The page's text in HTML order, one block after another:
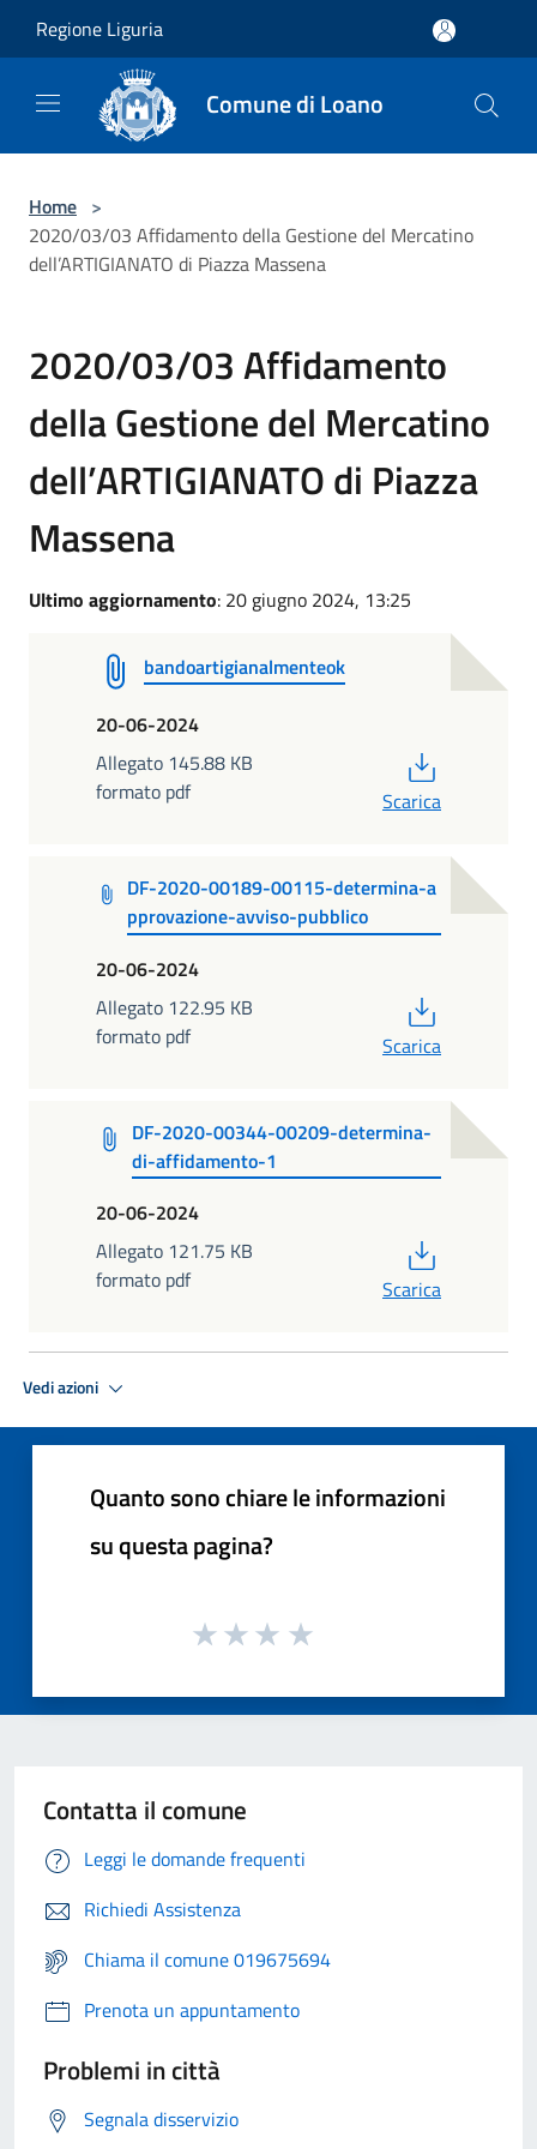
Regione Liguria
Comune di Loano
Home >
2020/03/03 Affidamento della Gestione del Mercatino
dell’ARTIGIANATO di Piazza Massena
2020/03/03 Affidamento
della Gestione del Mercatino
dell’ARTIGIANATO di Piazza
Massena
Ultimo aggiornamento: 20 giugno 2024, 13:25
bandoartigianalmenteok
20-06-2024
Allegato 145.88 KB
formato pdf
Scarica
DF-2020-00189-00115-determina-a
pprovazione-avviso-pubblico
20-06-2024
Allegato 122.95 KB
formato pdf
Scarica
DF-2020-00344-00209-determina-
di-affidamento-1
20-06-2024
Allegato 121.75 KB
formato pdf
Scarica
Vedi azioni
Quanto sono chiare le informazioni
su questa pagina?
Contatta il comune
Leggi le domande frequenti
Richiedi Assistenza
Chiama il comune 019675694
Prenota un appuntamento
Problemi in città
Segnala disservizio